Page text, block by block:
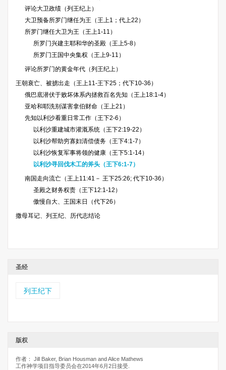
评论大卫政绩（列王纪上）
大卫预备所罗门继任为王（王上1；代上22）
所罗门继任大卫为王（王上1-11）
所罗门兴建主耶和华的圣殿（王上5-8）
所罗门王国中央集权（王上9-11）
评论所罗门的黄金年代（列王纪上）
王朝衰亡、被掳出走（王上11-王下25；代下10-36）
俄巴底潜伏于败坏体系内拯救百名先知（王上18:1-4）
亚哈和耶洗别谋害拿伯财命（王上21）
先知以利沙看重日常工作（王下2-6）
以利沙重建城市灌溉系统（王下2:19-22）
以利沙帮助穷寡妇清偿债务（王下4:1-7）
以利沙恢复军事将领的健康（王下5:1-14）
以利沙寻回伐木工的斧头（王下6:1-7）
南国走向流亡（王上11:41－ 王下25:26; 代下10-36）
圣殿之财务权责（王下12:1-12）
傲慢自大、王国末日（代下26）
撒母耳记、列王纪、历代志结论
圣经
列王纪下
版权
作者： Jill Baker, Brian Housman and Alice Mathews
工作神学项目指导委员会在2014年6月2日接受.